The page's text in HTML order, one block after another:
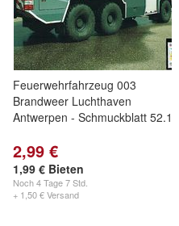
Feuerwehrfahrzeug 003
Brandweer Luchthaven
Antwerpen - Schmuckblatt 52.1
2,99 €
1,99 € Bieten
Noch4 Tage 7 Std.
+ 1,50 € Versand